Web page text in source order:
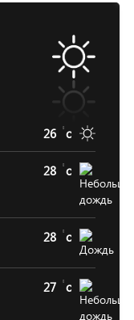
26 c
28 c
28 c
27 c